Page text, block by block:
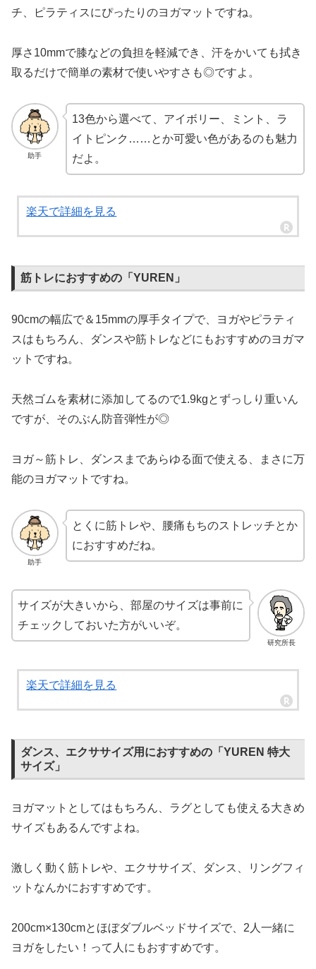
チ、ピラティスにぴったりのヨガマットですね。
厚さ10mmで膝などの負担を軽減でき、汗をかいても拭き
取るだけで簡単の素材で使いやすさも◎ですよ。
助手
13色から選べて、アイボリー、ミント、ラ
イトピンク……とか可愛い色があるのも魅力
だよ。
楽天で詳細を見る
筋トレにおすすめの「YUREN」
90cmの幅広で＆15mmの厚手タイプで、ヨガやピラティ
スはもちろん、ダンスや筋トレなどにもおすすめのヨガマ
ットですね。
天然ゴムを素材に添加してるので1.9kgとずっしり重いん
ですが、そのぶん防音弾性が◎
ヨガ～筋トレ、ダンスまであらゆる面で使える、まさに万
能のヨガマットですね。
助手
とくに筋トレや、腰痛もちのストレッチとか
におすすめだね。
研究所長
サイズが大きいから、部屋のサイズは事前に
チェックしておいた方がいいぞ。
楽天で詳細を見る
ダンス、エクササイズ用におすすめの「YUREN 特大
サイズ」
ヨガマットとしてはもちろん、ラグとしても使える大きめ
サイズもあるんですよね。
激しく動く筋トレや、エクササイズ、ダンス、リングフィ
ットなんかにおすすめです。
200cm×130cmとほぼダブルベッドサイズで、2人一緒に
ヨガをしたい！って人にもおすすめです。